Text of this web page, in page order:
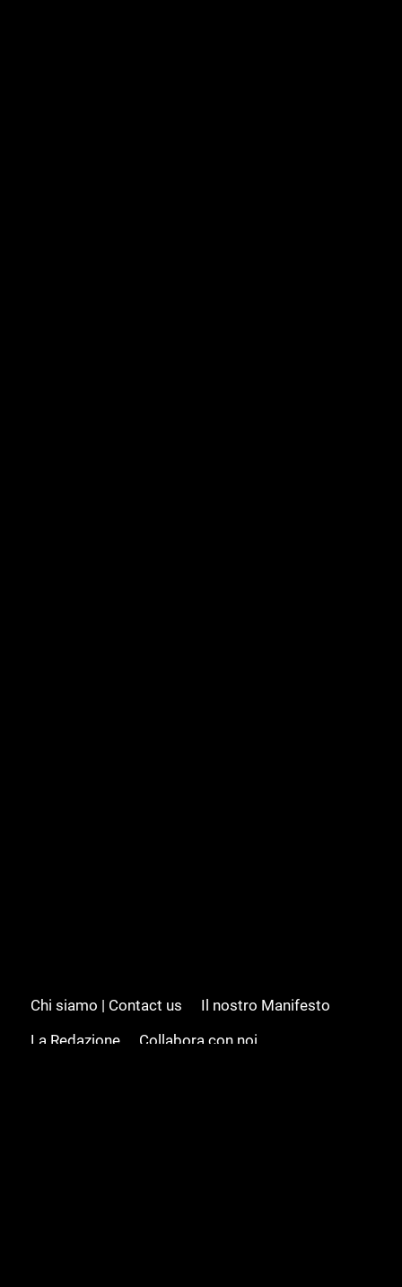
Chi siamo | Contact us
Il nostro Manifesto
La Redazione
Collabora con noi